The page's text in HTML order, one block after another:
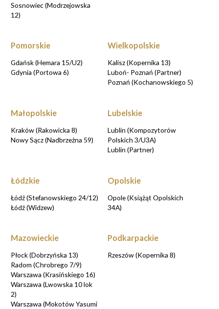
Sosnowiec (Modrzejowska
12)
Pomorskie
Gdańsk (Hemara 15/U2)
Gdynia (Portowa 6)
Wielkopolskie
Kalisz (Kopernika 13)
Luboń- Poznań (Partner)
Poznań (Kochanowskiego 5)
Małopolskie
Kraków (Rakowicka 8)
Nowy Sącz (Nadbrzeżna 59)
Lubelskie
Lublin (Kompozytorów
Polskich 3/U3A)
Lublin (Partner)
Łódzkie
Łódź (Stefanowskiego 24/12)
Łódź (Widzew)
Opolskie
Opole (Książąt Opolskich
34A)
Mazowieckie
Płock (Dobrzyńska 13)
Radom (Chrobrego 7/9)
Warszawa (Krasińskiego 16)
Warszawa (Lwowska 10 lok
2)
Warszawa (Mokotów Yasumi
Podkarpackie
Rzeszów (Kopernika 8)